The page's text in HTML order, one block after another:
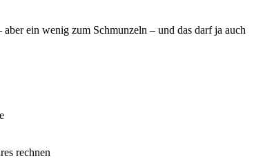
ein wenig zum Schmunzeln – und das darf ja auch
rechnen